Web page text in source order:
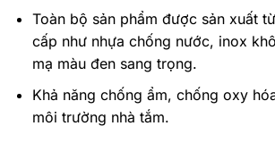
Toàn bộ sản phẩm được sản xuất
cấp như nhựa chống nước, inox
mạ màu đen sang trọng.
Khả năng chống ẩm, chống oxy
môi trường nhà tắm.